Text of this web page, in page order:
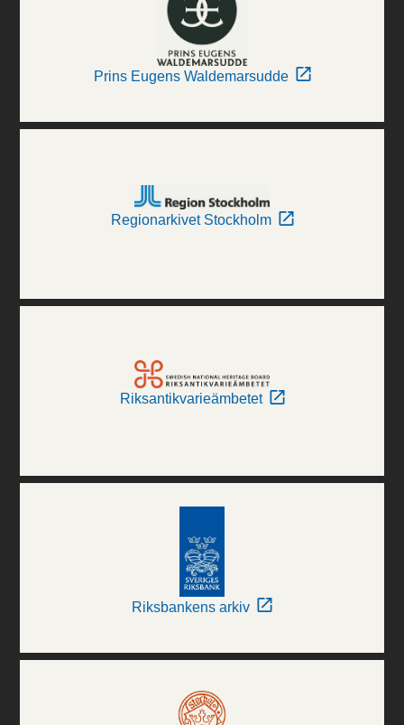
Prins Eugens Waldemarsudde
Regionarkivet Stockholm
Riksantikvarieämbetet
Riksbankens arkiv